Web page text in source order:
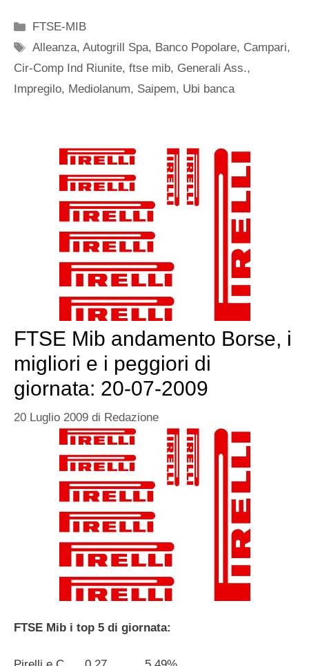
Categorie
FTSE-MIB
Tag
Alleanza,Autogrill Spa, Banco Popolare, Campari,
Cir-Comp Ind Riunite, ftse mib, Generali Ass.,
Impregilo, Mediolanum, Saipem, Ubi banca
FTSE Mib andamento Borse, i
migliori e i peggiori di
giornata: 20-07-2009
20 Luglio 2009 di Redazione
FTSE Mib i top 5 di giornata: